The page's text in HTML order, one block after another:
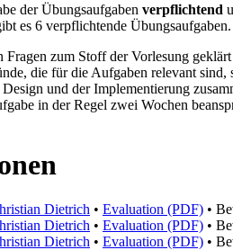
der Übungsaufgaben verpflichtend
es 6 verpflichtende Übungsaufgaben.
Fragen zum Stoff der Vorlesung
die für die Aufgaben relevant sind,
und der Implementierung
in der Regel zwei Wochen
Dietrich • Evaluation (PDF) •
Dietrich • Evaluation (PDF) •
Dietrich • Evaluation (PDF) •